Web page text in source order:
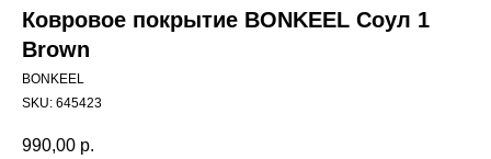
Ковровое покрытие BONKEEL Соул 1
Brown
BONKEEL
SKU: 645423
990,00 р.